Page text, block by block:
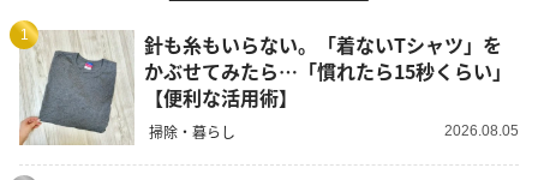
1
針も糸もいらない。「着ないTシャツ」を
かぶせてみたら…「慣れたら15秒くらい」
【便利な活用術】
掃除・暮らし 2026.08.05